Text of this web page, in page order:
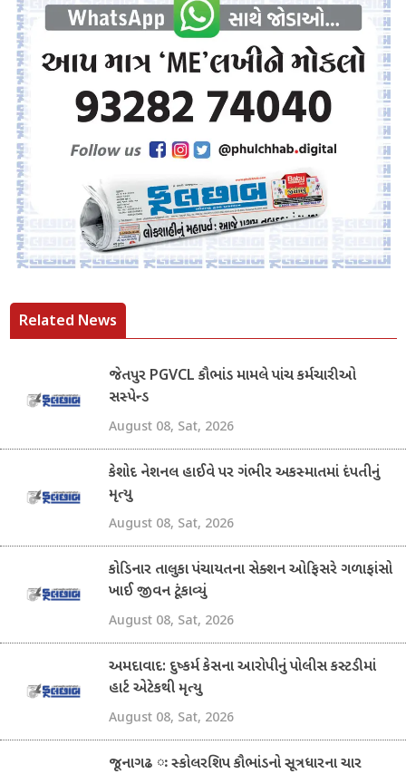
Related News
જેતપુર PGVCL કૌભાંડ મામલે પાંચ કર્મચારીઓ
સસ્પેન્ડ
August 08, Sat, 2026
કેશોદ નેશનલ હાઈવે પર ગંભીર અકસ્માતમાં દંપતીનું
મૃત્યુ
August 08, Sat, 2026
કોડિનાર તાલુકા પંચાયતના સેક્શન ઓફિસરે ગળાફાંસો
ખાઈ જીવન ટૂંકાવ્યું
August 08, Sat, 2026
અમદાવાદ: દુષ્કર્મ કેસના આરોપીનું પોલીસ કસ્ટડીમાં
હાર્ટ એટેકથી મૃત્યુ
August 08, Sat, 2026
જૂનાગઢ ઃ સ્કોલરશિપ કૌભાંડનો સૂત્રધારના ચાર